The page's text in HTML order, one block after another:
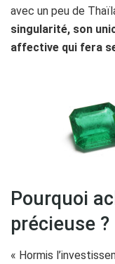
avec un peu de
singularité, son
affective qui fera
Pourquoi
précieuse ?
« Hormis